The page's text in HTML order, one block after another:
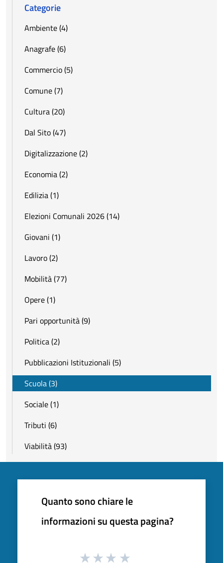
Categorie
Ambiente (4)
Anagrafe (6)
Commercio (5)
Comune (7)
Cultura (20)
Dal Sito (47)
Digitalizzazione (2)
Economia (2)
Edilizia (1)
Elezioni Comunali 2026 (14)
Giovani (1)
Lavoro (2)
Mobilità (77)
Opere (1)
Pari opportunità (9)
Politica (2)
Pubblicazioni Istituzionali (5)
Scuola (3)
Sociale (1)
Tributi (6)
Viabilità (93)
Quanto sono chiare le
informazioni su questa pagina?